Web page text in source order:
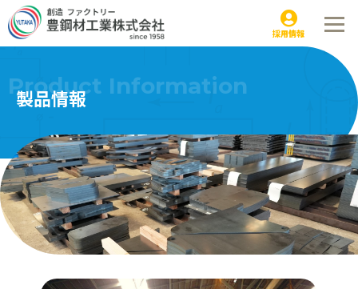
採用情報
セメントキルン｜製品情報
Product Information
製品情報